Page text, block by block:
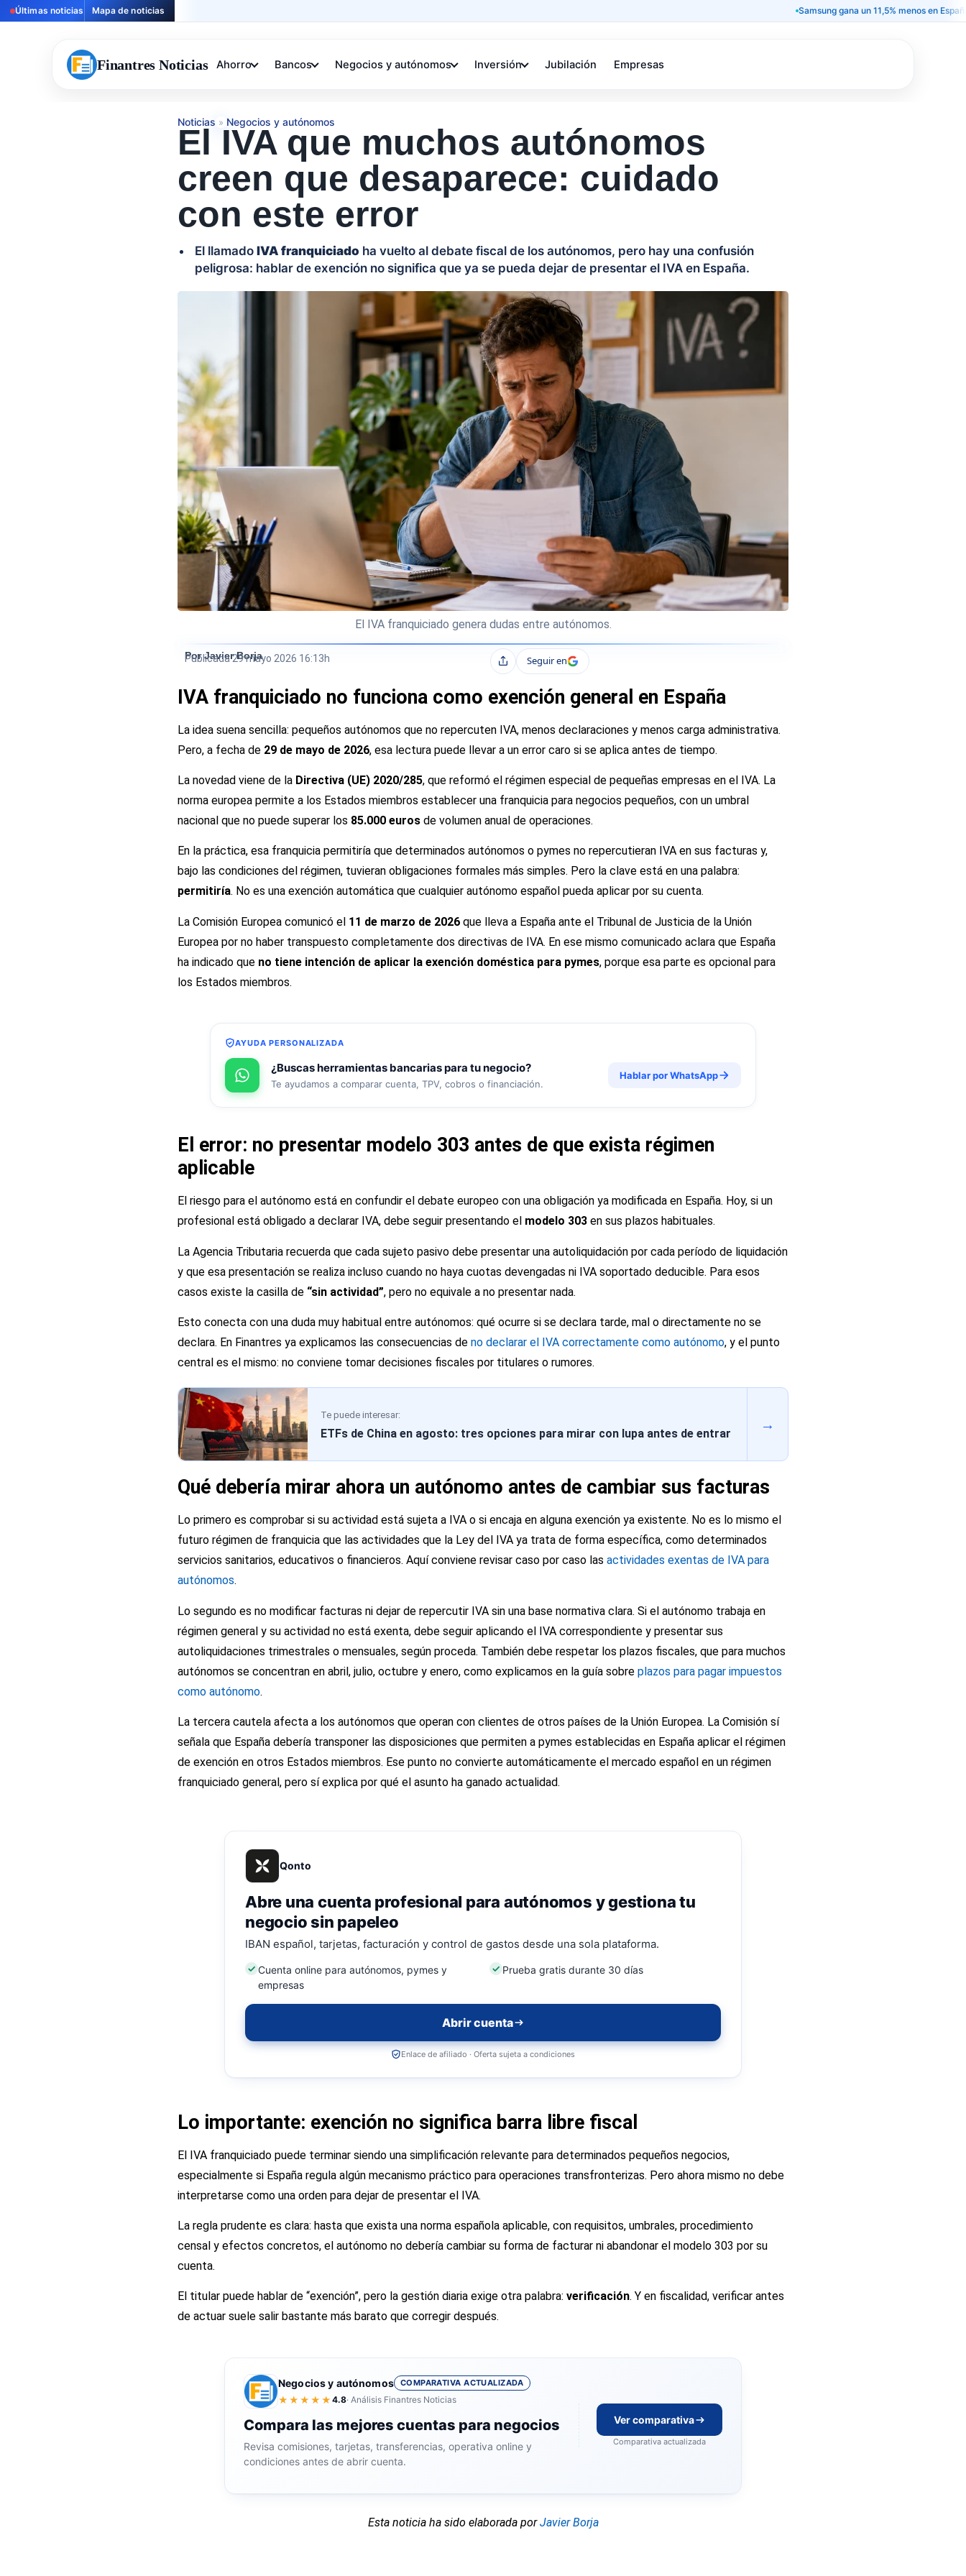
Últimas noticias Mapa de noticias Samsung gana un 11,5% menos en España y
Finantres Noticias Ahorro Bancos Negocios y autónomos Inversión Jubilación Empresas
Noticias » Negocios y autónomos
El IVA que muchos autónomos
creen que desaparece: cuidado
con este error
El llamado IVA franquiciado ha vuelto al debate fiscal de los autónomos, pero hay una confusión
peligrosa: hablar de exención no significa que ya se pueda dejar de presentar el IVA en España.
El IVA franquiciado genera dudas entre autónomos.
Por Javier Borja
Publicada29 mayo 2026 16:13h CompartirSeguir en
IVA franquiciado no funciona como exención general en España
La idea suena sencilla: pequeños autónomos que no repercuten IVA, menos declaraciones y menos carga administrativa.
Pero, a fecha de 29 de mayo de 2026, esa lectura puede llevar a un error caro si se aplica antes de tiempo.
La novedad viene de la Directiva (UE) 2020/285, que reformó el régimen especial de pequeñas empresas en el IVA. La
norma europea permite a los Estados miembros establecer una franquicia para negocios pequeños, con un umbral
nacional que no puede superar los 85.000 euros de volumen anual de operaciones.
En la práctica, esa franquicia permitiría que determinados autónomos o pymes no repercutieran IVA en sus facturas y,
bajo las condiciones del régimen, tuvieran obligaciones formales más simples. Pero la clave está en una palabra:
permitiría. No es una exención automática que cualquier autónomo español pueda aplicar por su cuenta.
La Comisión Europea comunicó el 11 de marzo de 2026 que lleva a España ante el Tribunal de Justicia de la Unión
Europea por no haber transpuesto completamente dos directivas de IVA. En ese mismo comunicado aclara que España
ha indicado que no tiene intención de aplicar la exención doméstica para pymes, porque esa parte es opcional para
los Estados miembros.
AYUDA PERSONALIZADA
¿Buscas herramientas bancarias para tu negocio?
Te ayudamos a comparar cuenta, TPV, cobros o financiación.
Hablar por WhatsApp
El error: no presentar modelo 303 antes de que exista régimen
aplicable
El riesgo para el autónomo está en confundir el debate europeo con una obligación ya modificada en España. Hoy, si un
profesional está obligado a declarar IVA, debe seguir presentando el modelo 303 en sus plazos habituales.
La Agencia Tributaria recuerda que cada sujeto pasivo debe presentar una autoliquidación por cada período de liquidación
y que esa presentación se realiza incluso cuando no haya cuotas devengadas ni IVA soportado deducible. Para esos
casos existe la casilla de “sin actividad”, pero no equivale a no presentar nada.
Esto conecta con una duda muy habitual entre autónomos: qué ocurre si se declara tarde, mal o directamente no se
declara. En Finantres ya explicamos las consecuencias de no declarar el IVA correctamente como autónomo, y el punto
central es el mismo: no conviene tomar decisiones fiscales por titulares o rumores.
Te puede interesar:
ETFs de China en agosto: tres opciones para mirar con lupa antes de entrar
→
Qué debería mirar ahora un autónomo antes de cambiar sus facturas
Lo primero es comprobar si su actividad está sujeta a IVA o si encaja en alguna exención ya existente. No es lo mismo el
futuro régimen de franquicia que las actividades que la Ley del IVA ya trata de forma específica, como determinados
servicios sanitarios, educativos o financieros. Aquí conviene revisar caso por caso las actividades exentas de IVA para
autónomos.
Lo segundo es no modificar facturas ni dejar de repercutir IVA sin una base normativa clara. Si el autónomo trabaja en
régimen general y su actividad no está exenta, debe seguir aplicando el IVA correspondiente y presentar sus
autoliquidaciones trimestrales o mensuales, según proceda. También debe respetar los plazos fiscales, que para muchos
autónomos se concentran en abril, julio, octubre y enero, como explicamos en la guía sobre plazos para pagar impuestos
como autónomo.
La tercera cautela afecta a los autónomos que operan con clientes de otros países de la Unión Europea. La Comisión sí
señala que España debería transponer las disposiciones que permiten a pymes establecidas en España aplicar el régimen
de exención en otros Estados miembros. Ese punto no convierte automáticamente el mercado español en un régimen
franquiciado general, pero sí explica por qué el asunto ha ganado actualidad.
Qonto
Abre una cuenta profesional para autónomos y gestiona tu
negocio sin papeleo
IBAN español, tarjetas, facturación y control de gastos desde una sola plataforma.
Cuenta online para autónomos, pymes y
empresas
Prueba gratis durante 30 días
Abrir cuenta
Enlace de afiliado · Oferta sujeta a condiciones
Lo importante: exención no significa barra libre fiscal
El IVA franquiciado puede terminar siendo una simplificación relevante para determinados pequeños negocios,
especialmente si España regula algún mecanismo práctico para operaciones transfronterizas. Pero ahora mismo no debe
interpretarse como una orden para dejar de presentar el IVA.
La regla prudente es clara: hasta que exista una norma española aplicable, con requisitos, umbrales, procedimiento
censal y efectos concretos, el autónomo no debería cambiar su forma de facturar ni abandonar el modelo 303 por su
cuenta.
El titular puede hablar de “exención”, pero la gestión diaria exige otra palabra: verificación. Y en fiscalidad, verificar antes
de actuar suele salir bastante más barato que corregir después.
Negocios y autónomos COMPARATIVA ACTUALIZADA
★★★★★ 4.8· Análisis Finantres Noticias
Compara las mejores cuentas para negocios
Revisa comisiones, tarjetas, transferencias, operativa online y
condiciones antes de abrir cuenta.
Ver comparativa
Comparativa actualizada
Esta noticia ha sido elaborada porJavier Borja